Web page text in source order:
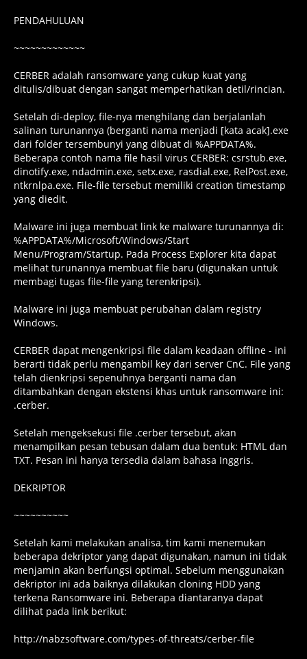
PENDAHULUAN
~~~~~~~~~~~~~
CERBER adalah ransomware yang cukup kuat yang
ditulis/dibuat dengan sangat memperhatikan detil/rincian.
Setelah di-deploy, file-nya menghilang dan berjalanlah
salinan turunannya (berganti nama menjadi [kata acak].exe
dari folder tersembunyi yang dibuat di %APPDATA%.
Beberapa contoh nama file hasil virus CERBER: csrstub.exe,
dinotify.exe, ndadmin.exe, setx.exe, rasdial.exe, RelPost.exe,
ntkrnlpa.exe. File-file tersebut memiliki creation timestamp
yang diedit.
Malware ini juga membuat link ke malware turunannya di:
%APPDATA%/Microsoft/Windows/Start
Menu/Program/Startup. Pada Process Explorer kita dapat
melihat turunannya membuat file baru (digunakan untuk
membagi tugas file-file yang terenkripsi).
Malware ini juga membuat perubahan dalam registry
Windows.
CERBER dapat mengenkripsi file dalam keadaan offline - ini
berarti tidak perlu mengambil key dari server CnC. File yang
telah dienkripsi sepenuhnya berganti nama dan
ditambahkan dengan ekstensi khas untuk ransomware ini:
.cerber.
Setelah mengeksekusi file .cerber tersebut, akan
menampilkan pesan tebusan dalam dua bentuk: HTML dan
TXT. Pesan ini hanya tersedia dalam bahasa Inggris.
DEKRIPTOR
~~~~~~~~~~
Setelah kami melakukan analisa, tim kami menemukan
beberapa dekriptor yang dapat digunakan, namun ini tidak
menjamin akan berfungsi optimal. Sebelum menggunakan
dekriptor ini ada baiknya dilakukan cloning HDD yang
terkena Ransomware ini. Beberapa diantaranya dapat
dilihat pada link berikut:
http://nabzsoftware.com/types-of-threats/cerber-file